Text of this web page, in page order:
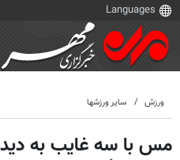
ورزش سایر ورزشها
مس با سه غایب به